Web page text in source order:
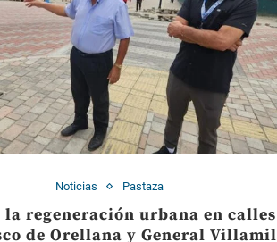
Noticias Pastaza
la regeneración urbana en calles
de Orellana y General Villamil